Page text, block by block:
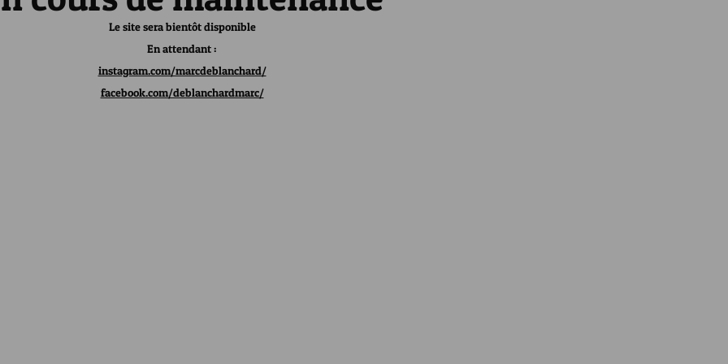
Le site sera bientôt disponible
En attendant :
instagram.com/marcdeblanchard/
facebook.com/deblanchardmarc/